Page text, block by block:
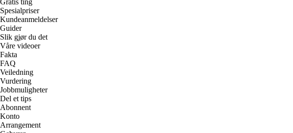
Gratis ting
Spesialpriser
Kundeanmeldelser
Guider
Slik gjør du det
Våre videoer
Fakta
FAQ
Veiledning
Vurdering
Jobbmuligheter
Del et tips
Abonnent
Konto
Arrangement